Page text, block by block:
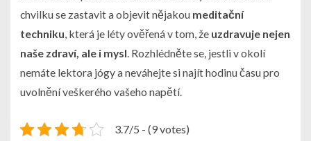
chvilku se zastavit a objevit nějakou meditační
techniku, která je léty ověřená v tom, že uzdravuje nejen
naše zdraví, ale i mysl. Rozhlédněte se, jestli v okolí
nemáte lektora jógy a neváhejte si najít hodinu času pro
uvolnění veškerého vašeho napětí.
3.7/5 - (9 votes)